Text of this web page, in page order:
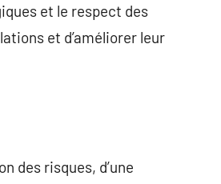
et le respect des
et d’améliorer leur
des risques, d’une